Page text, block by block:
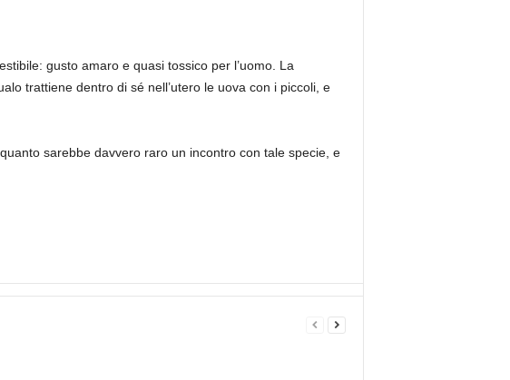
gusto amaro e quasi tossico per l’uomo. La
trattiene dentro di sé nell’utero le uova con i piccoli, e
sarebbe davvero raro un incontro con tale specie, e